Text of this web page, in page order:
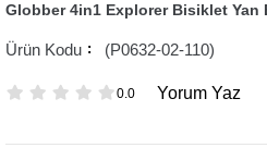
Globber 4in1 Explorer Bisiklet Yan
(P0632-02-110)
0.0 Yorum Yaz